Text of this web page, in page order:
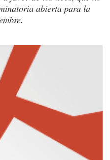
abierta para la